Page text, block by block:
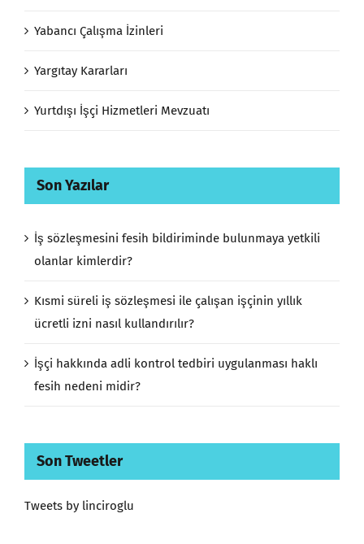
Yabancı Çalışma İzinleri
Yargıtay Kararları
Yurtdışı İşçi Hizmetleri Mevzuatı
Son Yazılar
İş sözleşmesini fesih bildiriminde bulunmaya yetkili
olanlar kimlerdir?
Kısmi süreli iş sözleşmesi ile çalışan işçinin yıllık
ücretli izni nasıl kullandırılır?
İşçi hakkında adli kontrol tedbiri uygulanması haklı
fesih nedeni midir?
Son Tweetler
Tweets by linciroglu